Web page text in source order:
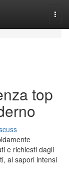
top
e richiesti dagli
ai sapori intensi